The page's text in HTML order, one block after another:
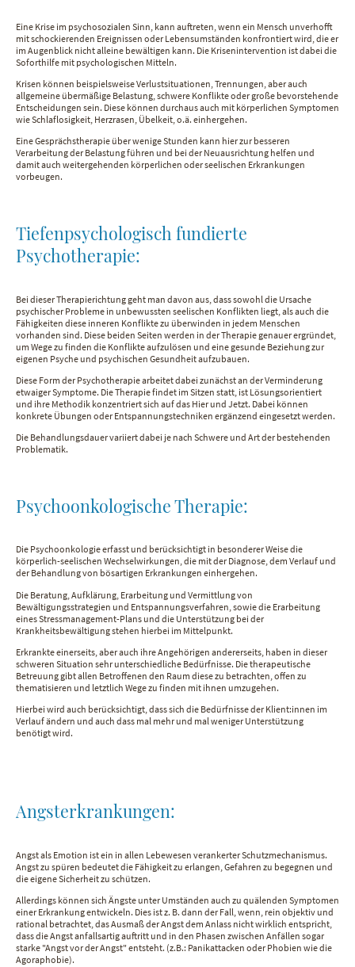
Eine Krise im psychosozialen Sinn, kann auftreten, wenn ein Mensch unverhofft
mit schockierenden Ereignissen oder Lebensumständen konfrontiert wird, die er
im Augenblick nicht alleine bewältigen kann. Die Krisenintervention ist dabei die
Soforthilfe mit psychologischen Mitteln.
Krisen können beispielsweise Verlustsituationen, Trennungen, aber auch
allgemeine übermäßige Belastung, schwere Konflikte oder große bevorstehende
Entscheidungen sein. Diese können durchaus auch mit körperlichen Symptomen
wie Schlaflosigkeit, Herzrasen, Übelkeit, o.ä. einhergehen.
Eine Gesprächstherapie über wenige Stunden kann hier zur besseren
Verarbeitung der Belastung führen und bei der Neuausrichtung helfen und
damit auch weitergehenden körperlichen oder seelischen Erkrankungen
vorbeugen.
Tiefenpsychologisch fundierte
Psychotherapie:
Bei dieser Therapierichtung geht man davon aus, dass sowohl die Ursache
psychischer Probleme in unbewussten seelischen Konflikten liegt, als auch die
Fähigkeiten diese inneren Konflikte zu überwinden in jedem Menschen
vorhanden sind. Diese beiden Seiten werden in der Therapie genauer ergründet,
um Wege zu finden die Konflikte aufzulösen und eine gesunde Beziehung zur
eigenen Psyche und psychischen Gesundheit aufzubauen.
Diese Form der Psychotherapie arbeitet dabei zunächst an der Verminderung
etwaiger Symptome. Die Therapie findet im Sitzen statt, ist Lösungsorientiert
und ihre Methodik konzentriert sich auf das Hier und Jetzt. Dabei können
konkrete Übungen oder Entspannungstechniken ergänzend eingesetzt werden.
Die Behandlungsdauer variiert dabei je nach Schwere und Art der bestehenden
Problematik.
Psychoonkologische Therapie:
Die Psychoonkologie erfasst und berücksichtigt in besonderer Weise die
körperlich-seelischen Wechselwirkungen, die mit der Diagnose, dem Verlauf und
der Behandlung von bösartigen Erkrankungen einhergehen.
Die Beratung, Aufklärung, Erarbeitung und Vermittlung von
Bewältigungsstrategien und Entspannungsverfahren, sowie die Erarbeitung
eines Stressmanagement-Plans und die Unterstützung bei der
Krankheitsbewältigung stehen hierbei im Mittelpunkt.
Erkrankte einerseits, aber auch ihre Angehörigen andererseits, haben in dieser
schweren Situation sehr unterschiedliche Bedürfnisse. Die therapeutische
Betreuung gibt allen Betroffenen den Raum diese zu betrachten, offen zu
thematisieren und letztlich Wege zu finden mit ihnen umzugehen.
Hierbei wird auch berücksichtigt, dass sich die Bedürfnisse der Klient:innen im
Verlauf ändern und auch dass mal mehr und mal weniger Unterstützung
benötigt wird.
Angsterkrankungen:
Angst als Emotion ist ein in allen Lebewesen verankerter Schutzmechanismus.
Angst zu spüren bedeutet die Fähigkeit zu erlangen, Gefahren zu begegnen und
die eigene Sicherheit zu schützen.
Allerdings können sich Ängste unter Umständen auch zu quälenden Symptomen
einer Erkrankung entwickeln. Dies ist z. B. dann der Fall, wenn, rein objektiv und
rational betrachtet, das Ausmaß der Angst dem Anlass nicht wirklich entspricht,
dass die Angst anfallsartig auftritt und in den Phasen zwischen Anfällen sogar
starke "Angst vor der Angst" entsteht. (z.B.: Panikattacken oder Phobien wie die
Agoraphobie).